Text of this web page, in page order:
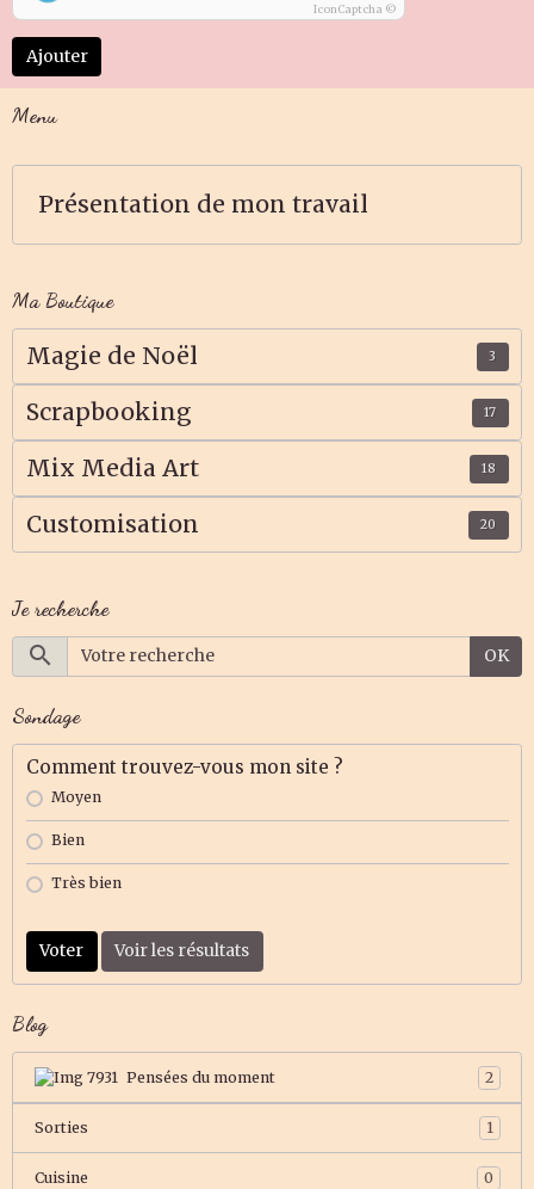
IconCaptcha ©
Ajouter
Menu
Présentation de mon travail
Ma Boutique
Magie de Noël 3
Scrapbooking 17
Mix Media Art 18
Customisation 20
Je recherche
OK
Sondage
Comment trouvez-vous mon site ?
Moyen
Bien
Très bien
Voter Voir les résultats
Blog
Pensées du moment 2
Sorties 1
Cuisine 0